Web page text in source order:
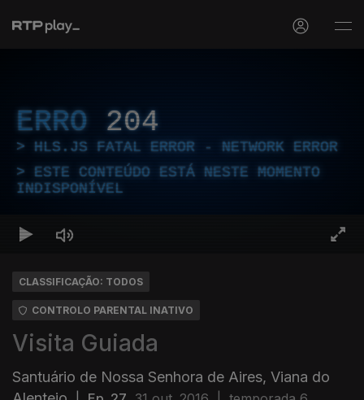
ERRO 204
HLS.JS FATAL ERROR - NETWORK ERROR
ESTE CONTEÚDO ESTÁ NESTE MOMENTO
INDISPONÍVEL
CLASSIFICAÇÃO: TODOS
CONTROLO PARENTAL INATIVO
Visita Guiada
Santuário de Nossa Senhora de Aires, Viana do